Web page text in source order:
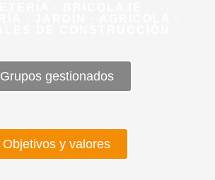
Grupos gestionados
Objetivos y valores